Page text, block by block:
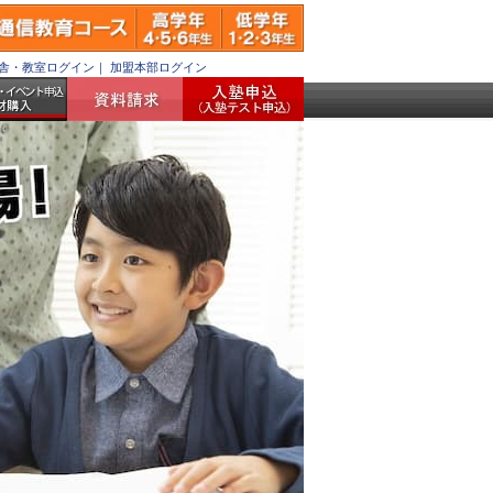
・教室ログイン ｜ 加盟本部ログイン